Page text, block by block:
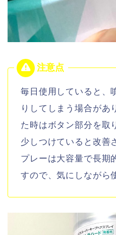
毎日使用していると、
りしてしまう場合があ
た時はボタン部分を取
少しつけていると改善
プレーは大容量で長期
すので、気にしながら